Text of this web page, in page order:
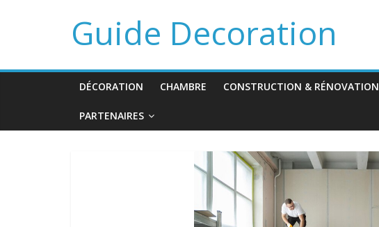
Guide Decoration
DÉCORATION CHAMBRE CONSTRUCTION & RÉNOVATION
PARTENAIRES